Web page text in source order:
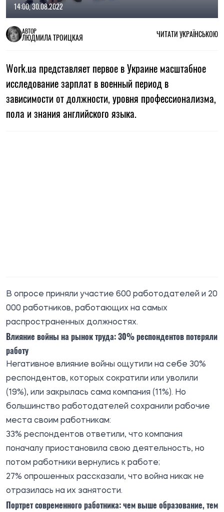
14:00, 30.08.2022
АВТОР
ЛЮДМИЛА ТРОИЦКАЯ ЧИТАТИ УКРАЇНСЬКОЮ
Work.ua представляет первое в Украине масштабное
исследование зарплат в военный период в
зависимости от должности, уровня профессионализма,
пола и знания английского языка.
В опросе приняли участие 600 работодателей и 20
000 работников, работающих на самых
распространенных должностях.
Влияние войны на рынок труда: 30% респондентов потеряли
работу
Негативное влияние войны ощутили на себе 30%
респондентов, которых сократили или уволили
(19%), или закрылась сама компания (11%). Но
большинство работодателей сохранили рабочие
места своим работникам:
33% респондентов ответили, что компания
поначалу приостановила свою деятельность, но
потом работники вернулись к работе;
27% опрошенных рассказали, что война никак не
отразилась на их занятости.
Портрет современного работника: чем выше образование, тем